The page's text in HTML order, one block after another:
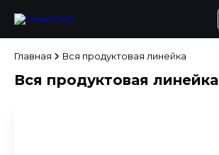
Главная Вся продуктовая линейка
Вся продуктовая линейка